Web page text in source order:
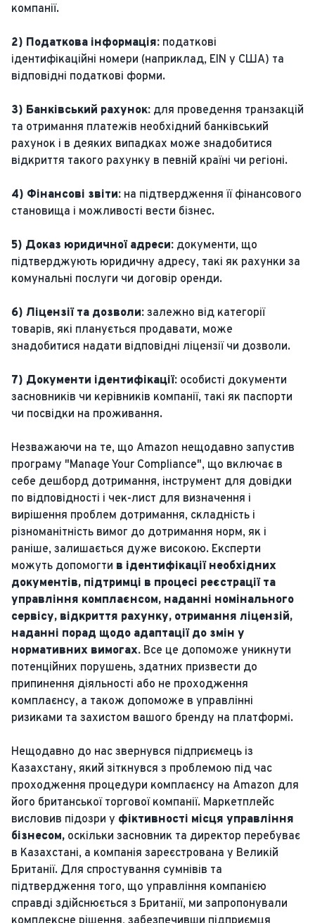
компанії.
2) Податкова інформація: податкові
ідентифікаційні номери (наприклад, EIN у США) та
відповідні податкові форми.
3) Банківський рахунок: для проведення транзакцій
та отримання платежів необхідний банківський
рахунок і в деяких випадках може знадобитися
відкриття такого рахунку в певній країні чи регіоні.
4) Фінансові звіти: на підтвердження її фінансового
становища і можливості вести бізнес.
5) Доказ юридичної адреси: документи, що
підтверджують юридичну адресу, такі як рахунки за
комунальні послуги чи договір оренди.
6) Ліцензії та дозволи: залежно від категорії
товарів, які планується продавати, може
знадобитися надати відповідні ліцензії чи дозволи.
7) Документи ідентифікації: особисті документи
засновників чи керівників компанії, такі як паспорти
чи посвідки на проживання.
Незважаючи на те, що Amazon нещодавно запустив
програму "Manage Your Compliance", що включає в
себе дешборд дотримання, інструмент для довідки
по відповідності і чек-лист для визначення і
вирішення проблем дотримання, складність і
різноманітність вимог до дотримання норм, як і
раніше, залишається дуже високою. Експерти
можуть допомогти в ідентифікації необхідних
документів, підтримці в процесі реєстрації та
управління комплаєнсом, наданні номінального
сервісу, відкриття рахунку, отримання ліцензій,
наданні порад щодо адаптації до змін у
нормативних вимогах. Все це допоможе уникнути
потенційних порушень, здатних призвести до
припинення діяльності або не проходження
комплаєнсу, а також допоможе в управлінні
ризиками та захистом вашого бренду на платформі.
Нещодавно до нас звернувся підприємець із
Казахстану, який зіткнувся з проблемою під час
проходження процедури комплаєнсу на Amazon для
його британської торгової компанії. Маркетплейс
висловив підозри у фіктивності місця управління
бізнесом, оскільки засновник та директор перебуває
в Казахстані, а компанія зареєстрована у Великій
Британії. Для спростування сумнівів та
підтвердження того, що управління компанією
справді здійснюється з Британії, ми запропонували